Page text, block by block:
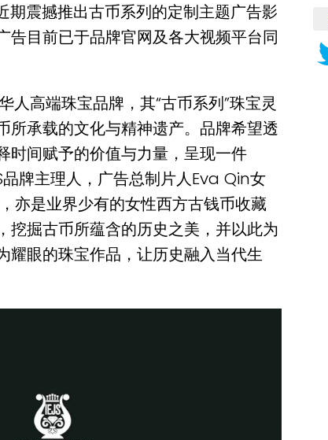
期震撼推出古币系列的定制主题广告影
告目前已于品牌官网及各大视频平台同
高端珠宝品牌，其“古币系列”珠宝灵
所承载的文化与精神遗产。品牌希望透
时间赋予的价值与力量，呈现一件
品牌主理人，广告总制片人Eva Qin女
亦是业界少有的女性西方古钱币收藏
挖掘古币所蕴含的历史之美，并以此为
耀眼的珠宝作品，让历史融入当代生